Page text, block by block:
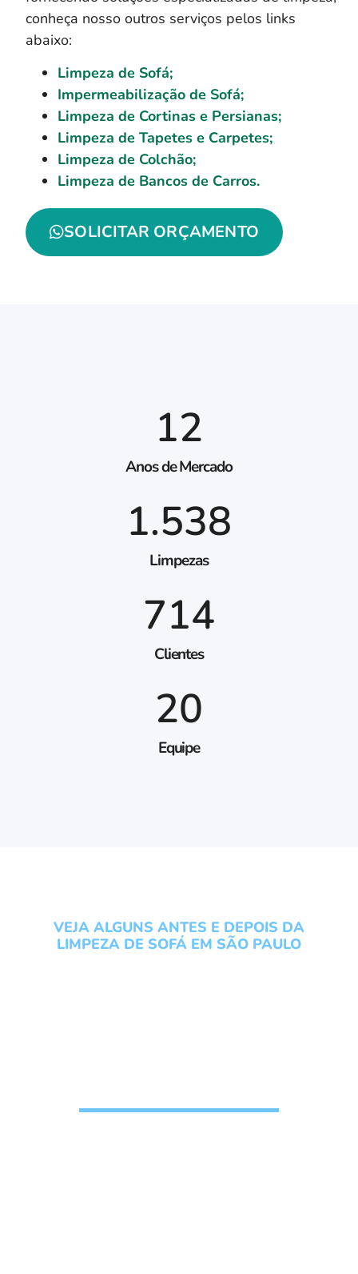
conheça nosso outros serviços pelos links
abaixo:
Limpeza de Sofá;
Impermeabilização de Sofá;
Limpeza de Cortinas e Persianas;
Limpeza de Tapetes e Carpetes;
Limpeza de Colchão;
Limpeza de Bancos de Carros.
SOLICITAR ORÇAMENTO
Anos de Mercado
12
Limpezas
1.538
Clientes
714
Equipe
20
VEJA ALGUNS ANTES E DEPOIS DA
LIMPEZA DE SOFÁ EM SÃO PAULO